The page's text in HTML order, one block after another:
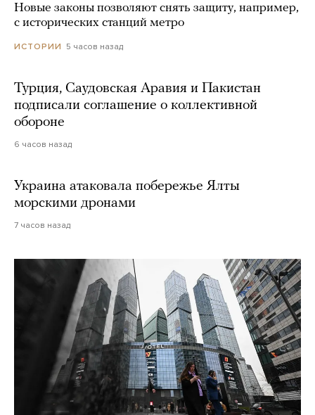
Новые законы позволяют снять защиту, например,
с исторических станций метро
ИСТОРИИ 5 часов назад
Турция, Саудовская Аравия и Пакистан
подписали соглашение о коллективной
обороне
6 часов назад
Украина атаковала побережье Ялты
морскими дронами
7 часов назад